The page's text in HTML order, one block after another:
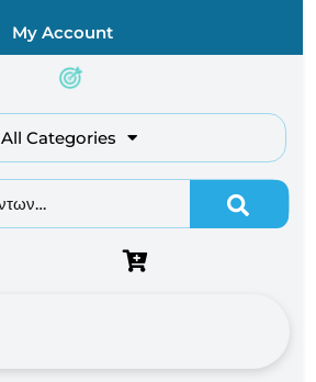
My Account
All Categories
Αναζήτηση για: